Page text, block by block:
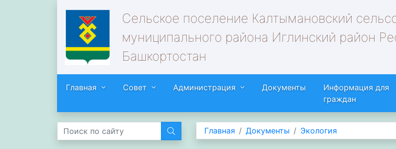
Сельское поселение Калтымановский
муниципального района Иглинский район
Башкортостан
Главная Совет Администрация Документы
Информация для
граждан
Главная Документы Экология